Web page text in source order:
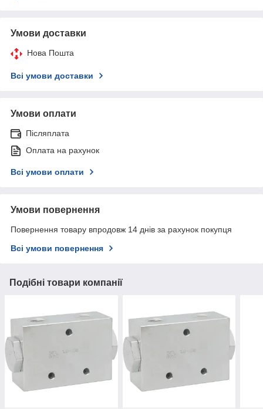
Умови доставки
Нова Пошта
Всі умови доставки
Умови оплати
Післяплата
Оплата на рахунок
Всі умови оплати
Умови повернення
Повернення товару впродовж 14 днів за рахунок покупця
Всі умови повернення
Подібні товари компанії